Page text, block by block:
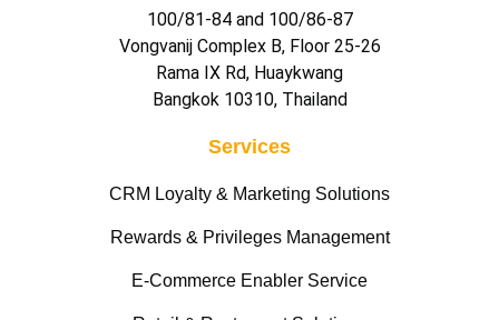
100/81-84 and 100/86-87
Vongvanij Complex B, Floor 25-26
Rama IX Rd, Huaykwang
Bangkok 10310, Thailand
Services
CRM Loyalty & Marketing Solutions
Rewards & Privileges Management
E-Commerce Enabler Service